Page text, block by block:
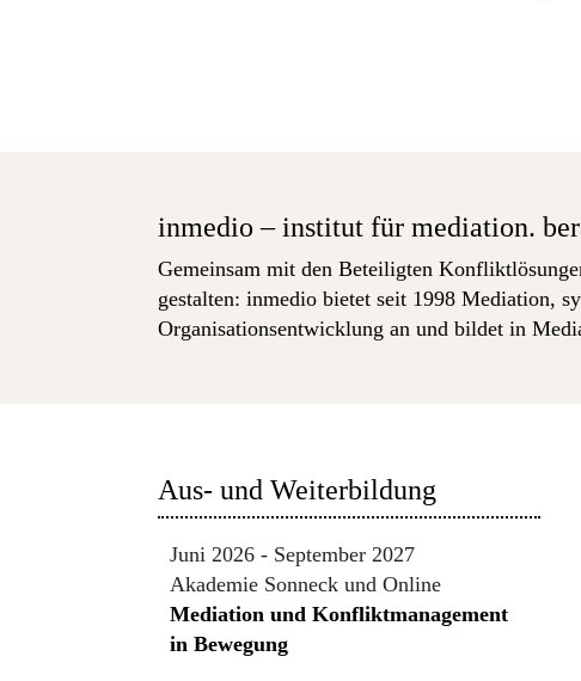
inmedio – institut für mediation.
Gemeinsam mit den Beteiligten
gestalten: inmedio bietet seit 1998 Mediation,
Organisationsentwicklung an und bildet in
Aus- und Weiterbildung
Juni 2026 - September 2027
Akademie Sonneck und Online
Mediation und Konfliktmanagement
in Bewegung